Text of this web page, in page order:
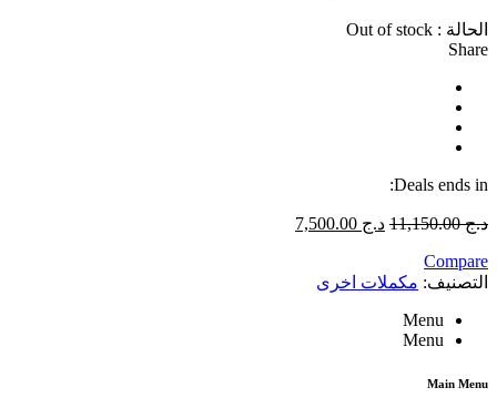
الحالة : Out of stock
Share
Deals ends in:
د.ج11,150.00 د.ج
Compare
التصنيف: مكملات اخرى
Menu
Menu
Main Menu